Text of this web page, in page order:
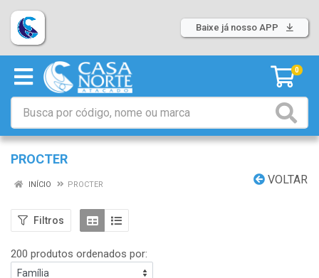
Baixe já nosso APP
0
PROCTER
VOLTAR
INÍCIO PROCTER
Filtros
200 produtos ordenados por: